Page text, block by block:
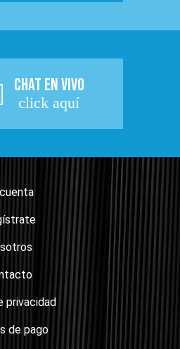
CHAT EN VIVO
click aquí
privacidad
de pago